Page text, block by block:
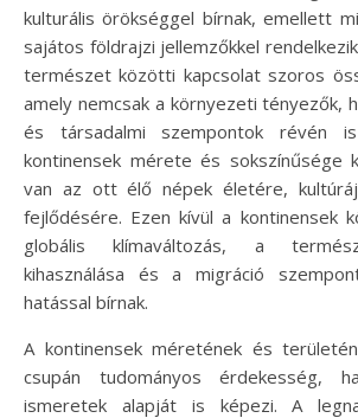
kulturális örökséggel bírnak, emellett
sajátos földrajzi jellemzőkkel
természet közötti kapcsolat szoros
amely nemcsak a környezeti tényezők,
és társadalmi szempontok révén
kontinensek mérete és sokszínűsége
van az ott élő népek életére,
fejlődésére. Ezen kívül a kontinensek
globális klímaváltozás, a
kihasználása és a migráció
hatással bírnak.
A kontinensek méretének és
csupán tudományos érdekesség,
ismeretek alapját is képezi. A